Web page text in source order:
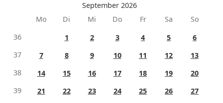
September 2026
Mo
Di Mi Do Fr Sa
So
36
1 2 3 4 5
6
37
7 8 9 10 11 12
13
38
14 15 16 17 18 19
20
39
21 22 23 24 25 26
27